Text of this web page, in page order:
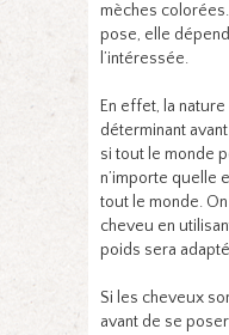
mèches
pose, elle
l’intéressée.
En effet, la
déterminant
si tout le monde
n’importe quelle
tout le monde.
cheveu en
poids sera
Si les cheveux
avant de se